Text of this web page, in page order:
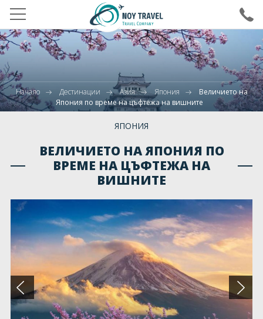
ВХОД ЗА АГЕНТИ
ХОТЕЛИ В БЪЛГАРИЯ
ДЕСТИНАЦИИ
ПРАЗНИЦИ
МЕРОПРИЯТИЯ
ДЕТСКИ ЛАГЕРИ
ПОЛЕТИ
КРУИЗИ
За нас
Запитване
Начало Дестинации Азия Япония
Величието на
Япония по време на цъфтежа на вишните
ЯПОНИЯ
ВЕЛИЧИЕТО НА ЯПОНИЯ ПО
ВРЕМЕ НА ЦЪФТЕЖА НА
ВИШНИТЕ